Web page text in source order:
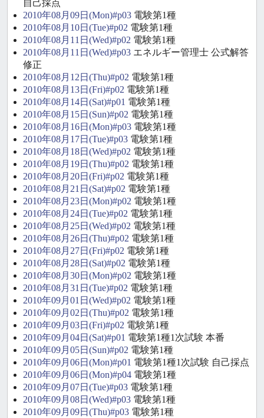
自己採点
2010年08月09日(Mon)#p03 電験第1種
2010年08月10日(Tue)#p02 電験第1種
2010年08月11日(Wed)#p02 電験第1種
2010年08月11日(Wed)#p03 エネルギー管理士 公式解答
修正
2010年08月12日(Thu)#p02 電験第1種
2010年08月13日(Fri)#p02 電験第1種
2010年08月14日(Sat)#p01 電験第1種
2010年08月15日(Sun)#p02 電験第1種
2010年08月16日(Mon)#p03 電験第1種
2010年08月17日(Tue)#p03 電験第1種
2010年08月18日(Wed)#p02 電験第1種
2010年08月19日(Thu)#p02 電験第1種
2010年08月20日(Fri)#p02 電験第1種
2010年08月21日(Sat)#p02 電験第1種
2010年08月23日(Mon)#p02 電験第1種
2010年08月24日(Tue)#p02 電験第1種
2010年08月25日(Wed)#p02 電験第1種
2010年08月26日(Thu)#p02 電験第1種
2010年08月27日(Fri)#p02 電験第1種
2010年08月28日(Sat)#p02 電験第1種
2010年08月30日(Mon)#p02 電験第1種
2010年08月31日(Tue)#p02 電験第1種
2010年09月01日(Wed)#p02 電験第1種
2010年09月02日(Thu)#p02 電験第1種
2010年09月03日(Fri)#p02 電験第1種
2010年09月04日(Sat)#p01 電験第1種1次試験 本番
2010年09月05日(Sun)#p02 電験第1種
2010年09月06日(Mon)#p01 電験第1種1次試験 自己採点
2010年09月06日(Mon)#p04 電験第1種
2010年09月07日(Tue)#p03 電験第1種
2010年09月08日(Wed)#p03 電験第1種
2010年09月09日(Thu)#p03 電験第1種